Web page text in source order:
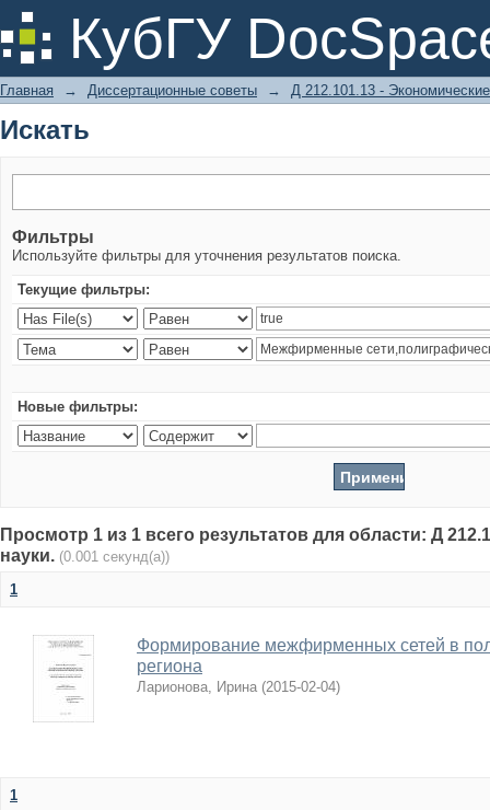
КубГУ
Искать
Главная → Диссертационные советы → Д 212.101.13 -
Искать
Фильтры
Используйте фильтры для уточнения результатов поиска.
Текущие фильтры:
Новые фильтры:
Просмотр 1 из 1 всего результатов для области: Д
науки. (0.001 секунд(а))
1
Формирование межфирменных сетей в
региона
Ларионова, Ирина (2015-02-04)
1